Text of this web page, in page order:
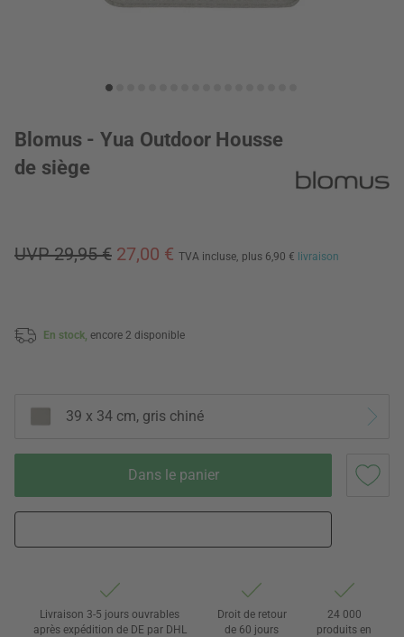
Blomus - Yua Outdoor Housse
de siège
UVP 29,95 € 27,00 € TVA incluse, plus 6,90 € livraison
En stock, encore 2 disponible
39 x 34 cm, gris chiné
Dans le panier
Livraison 3-5 jours ouvrables
après expédition de DE par DHL
Droit de retour
de 60 jours
24 000
produits en